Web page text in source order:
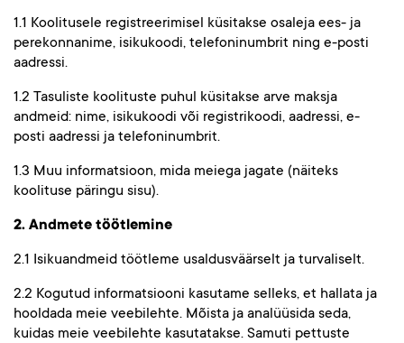
1.1 Koolitusele registreerimisel küsitakse osaleja ees- ja
perekonnanime, isikukoodi, telefoninumbrit ning e-posti
aadressi.
1.2 Tasuliste koolituste puhul küsitakse arve maksja
andmeid: nime, isikukoodi või registrikoodi, aadressi, e-
posti aadressi ja telefoninumbrit.
1.3 Muu informatsioon, mida meiega jagate (näiteks
koolituse päringu sisu).
2. Andmete töötlemine
2.1 Isikuandmeid töötleme usaldusväärselt ja turvaliselt.
2.2 Kogutud informatsiooni kasutame selleks, et hallata ja
hooldada meie veebilehte. Mõista ja analüüsida seda,
kuidas meie veebilehte kasutatakse. Samuti pettuste